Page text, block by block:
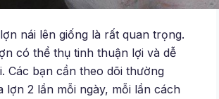
nái lên giống là rất quan trọng.
có thể thụ tinh thuận lợi và dễ
Các bạn cần theo dõi thường
lợn 2 lần mỗi ngày, mỗi lần cách